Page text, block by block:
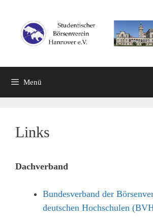
springen
Menü
Links
Dachverband
Bundesverband der
deutschen Hochschulen